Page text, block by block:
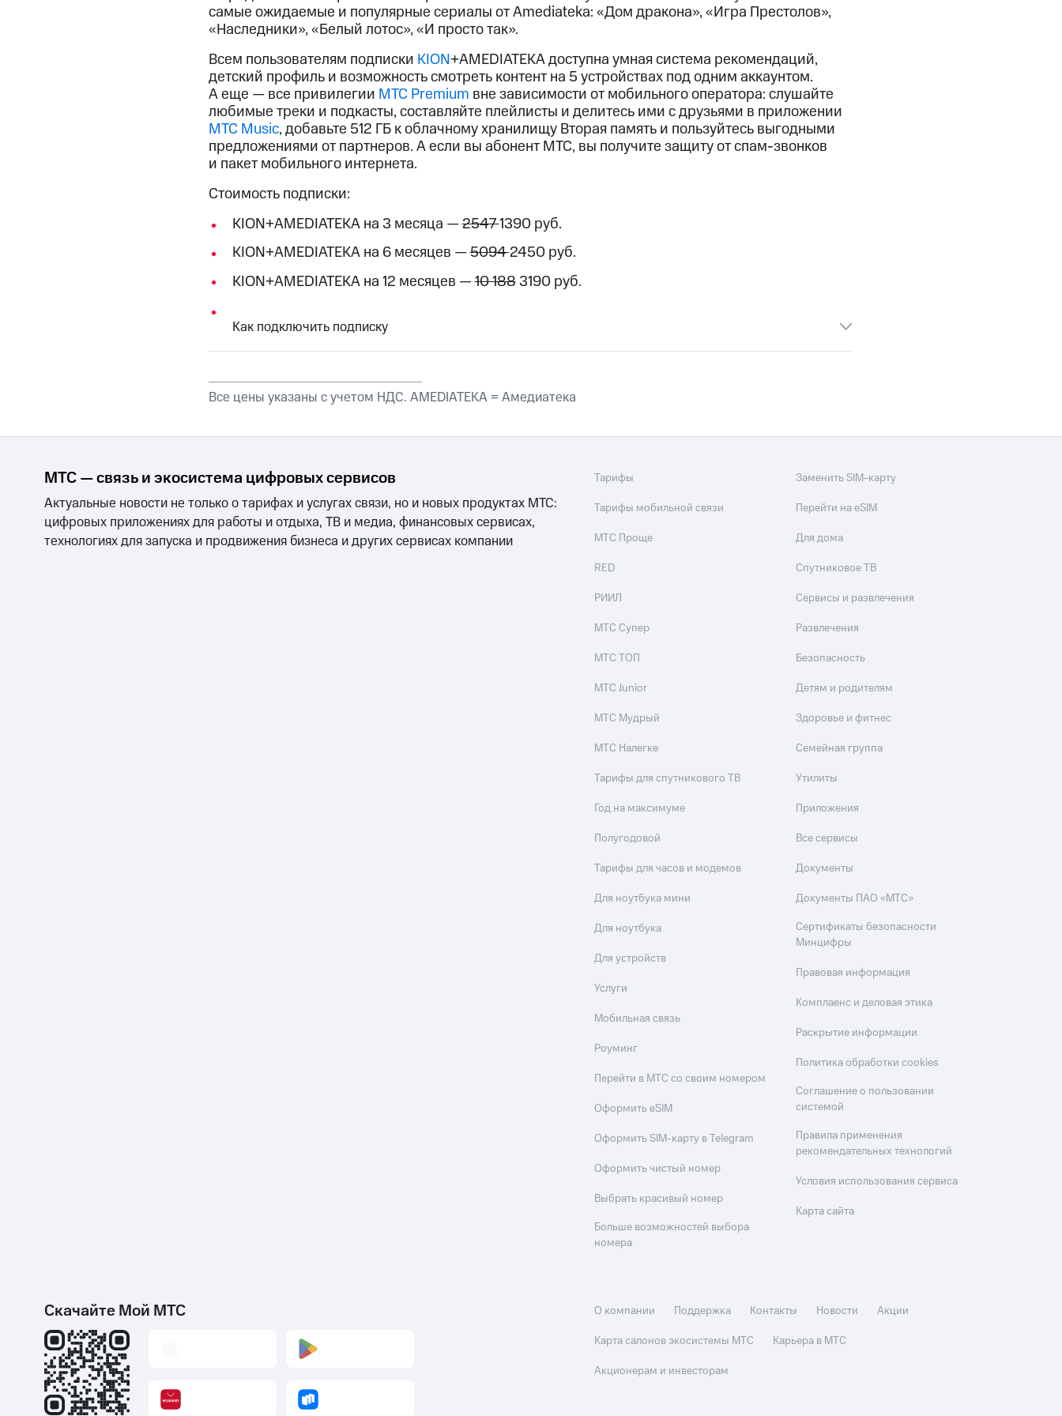
Наушники и колонкиУмные часы и трекерыУмный домПланшетыАкции и скидкиВсе товары
Скидка 30% на связь
Тарифы RED, РИИЛ и МТС Супер дешевле при оплате с карты МТС Деньги
Обзоры товаров
Скидки до 40%
при покупке со связью МТС
самые ожидаемые и популярные сериалы от Amediateka: «Дом дракона», «Игра Престолов»,
«Наследники», «Белый лотос», «И просто так».
Всем пользователям подписки KION+AMEDIATEKA доступна умная система рекомендаций,
детский профиль и возможность смотреть контент на 5 устройствах под одним аккаунтом.
А еще — все привилегии МТС Premium вне зависимости от мобильного оператора: слушайте
любимые треки и подкасты, составляйте плейлисты и делитесь ими с друзьями в приложении
МТС Music, добавьте 512 ГБ к облачному хранилищу Вторая память и пользуйтесь выгодными
предложениями от партнеров. А если вы абонент МТС, вы получите защиту от спам-звонков
и пакет мобильного интернета.
Стоимость подписки:
KION+AMEDIATEKA на 3 месяца —25471390 руб.
KION+AMEDIATEKA на 6 месяцев —50942450 руб.
KION+AMEDIATEKA на 12 месяцев —10 1883190 руб.
Как подключить подписку
Все цены указаны с учетом НДС. AMEDIATEKA = Амедиатека
МТС — связь и экосистема цифровых сервисов
Актуальные новости не только о тарифах и услугах связи, но и новых продуктах МТС:
цифровых приложениях для работы и отдыха, ТВ и медиа, финансовых сервисах,
технологиях для запуска и продвижения бизнеса и других сервисах компании
Тарифы
Тарифы мобильной связи
МТС Проще
RED
РИИЛ
МТС Супер
МТС ТОП
МТС Junior
МТС Мудрый
МТС Налегке
Тарифы для спутникового ТВ
Год на максимуме
Полугодовой
Тарифы для часов и модемов
Для ноутбука мини
Для ноутбука
Для устройств
Услуги
Мобильная связь
Роуминг
Перейти в МТС со своим номером
Оформить eSIM
Оформить SIM-карту в Telegram
Оформить чистый номер
Выбрать красивый номер
Больше возможностей выбора
номера
Заменить SIM-карту
Перейти на eSIM
Для дома
Спутниковое ТВ
Сервисы и развлечения
Развлечения
Безопасность
Детям и родителям
Здоровье и фитнес
Семейная группа
Утилиты
Приложения
Все сервисы
Документы
Документы ПАО «МТС»
Сертификаты безопасности
Минцифры
Правовая информация
Комплаенс и деловая этика
Раскрытие информации
Политика обработки cookies
Соглашение о пользовании
системой
Правила применения
рекомендательных технологий
Условия использования сервиса
Карта сайта
Скачайте Мой МТС О компании Поддержка Контакты Новости
Акции
Карта салонов экосистемы МТС
Карьера в МТС
Акционерам и инвесторам